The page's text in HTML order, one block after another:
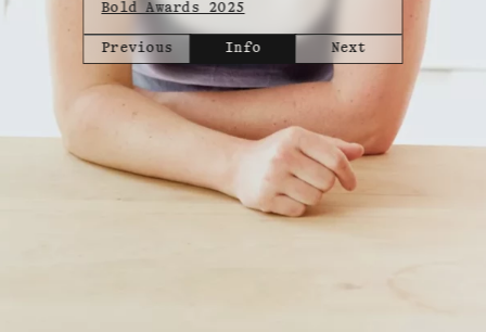
Bold Awards 2025
Previous Info Next